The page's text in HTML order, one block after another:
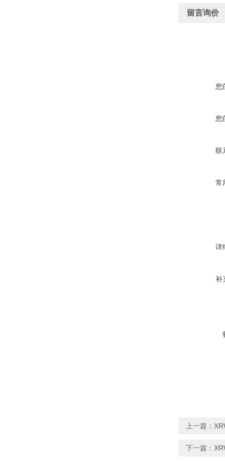
留言询价
您
您
联
常
详
补
上一篇：
下一篇：